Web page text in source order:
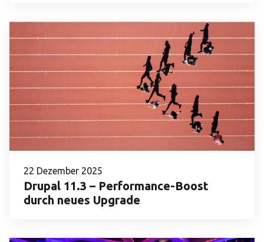
22 Dezember 2025
Drupal 11.3 – Performance-Boost
durch neues Upgrade